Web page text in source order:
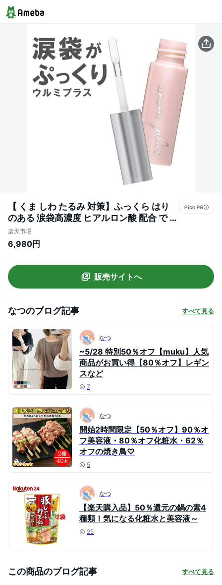
【 くま しわ たるみ 対策】ふっくら はり
のある 涙袋高濃度 ヒアルロン酸 配合 で 潤
い たっぷり涙袋に うるみぷらす する美容
液
楽天市場
6,980円
販売サイトへ
なつのブログ記事 すべて見る
なつ
~5/28 特別50％オフ【muku】人気
商品がお買い得【80％オフ】レギン
スなど
7
なつ
開始2時間限定【50％オフ】90％オ
フ美容液・80％オフ化粧水・62％
オフの焼き鳥♡
5
なつ
【楽天購入品】50％還元の鍋の素4
種類！気になる化粧水と美容液～
25
この商品のブログ記事 すべて見る